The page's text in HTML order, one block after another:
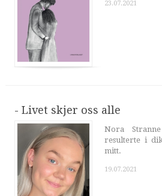
23.07.2021
- Livet skjer oss alle
Nora
resulterte i
mitt.
19.07.2021